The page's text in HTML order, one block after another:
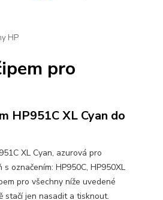
HP
pro
HP951C XL Cyan do
XL Cyan, azurová pro
označením: HP950C, HP950XL
pro všechny níže uvedené
stačí jen nasadit a tisknout.